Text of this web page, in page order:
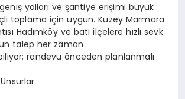
yolları ve şantiye erişimi büyük
toplama için uygun. Kuzey Marmara
Hadımköy ve batı ilçelere hızlı sevk
talep her zaman
randevu önceden planlanmalı.